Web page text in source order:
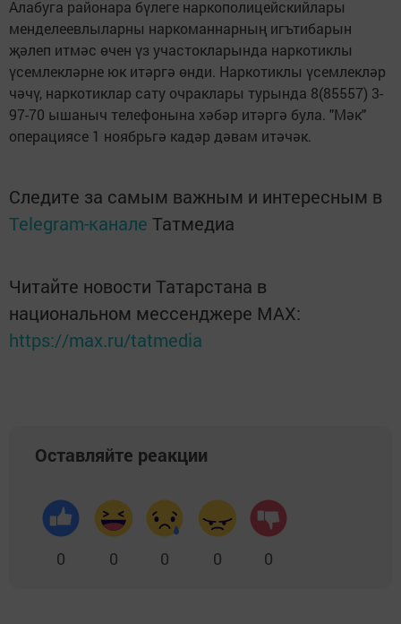
Алабуга районара бүлеге наркополицейскийлары
менделеевлыларны наркоманнарның игътибарын
җәлеп итмәс өчен үз участокларында наркотиклы
үсемлекләрне юк итәргә өнди. Наркотиклы үсемлекләр
чәчү, наркотиклар сату очраклары турында 8(85557) 3-
97-70 ышаныч телефонына хәбәр итәргә була. "Мәк"
операциясе 1 ноябрьгә кадәр дәвам итәчәк.
Следите за самым важным и интересным в
Telegram-канале Татмедиа
Читайте новости Татарстана в
национальном мессенджере MАХ:
https://max.ru/tatmedia
Оставляйте реакции
0 0 0 0 0